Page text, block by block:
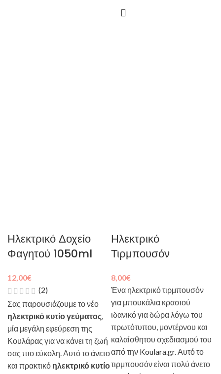
Ηλεκτρικό Δοχείο
Φαγητού 1050ml
12,00€
(2)
Σας παρουσιάζουμε το νέο
ηλεκτρικό κυτίο γεύματος,
μία μεγάλη εφεύρεση της
Κουλάρας για να κάνει τη ζωή
σας πιο εύκολη. Αυτό το άνετο
και πρακτικό ηλεκτρικό κυτίο
Ηλεκτρικό
Τιρμπουσόν
8,00€
Ένα ηλεκτρικό τιρμπουσόν
για μπουκάλια κρασιού
ιδανικό για δώρα λόγω του
πρωτότυπου, μοντέρνου και
καλαίσθητου σχεδιασμού του
από την Koulara.gr. Αυτό το
τιρμπουσόν είναι πολύ άνετο